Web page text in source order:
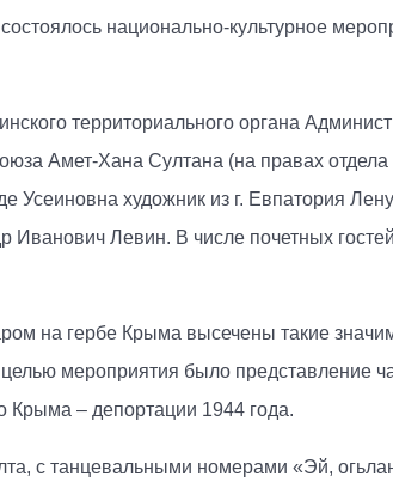
национально-культурное
территориального органа
Амет-Хана Султана (на правах
Усеиновна художник из г. Евпатория
Иванович Левин. В числе почетных
на гербе Крыма высечены такие
мероприятия было представление
Крыма – депортации 1944 года.
с танцевальными номерами «Эй,